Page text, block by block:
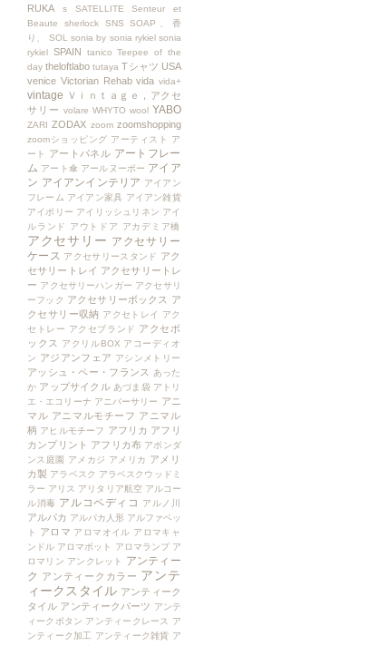
RUKA s SATELLITE
Senteur et
Beaute
sherlock SNS
SOAP、香
り、
SOL sonia by sonia rykiel sonia
rykiel SPAIN tanico Teepee of the
day theloftlabo tutaya Tシャツ USA
venice Victorian Rehab vida vida+
vintage Ｖｉｎｔａｇｅ，アクセ
サリー volare WHYTO wool YABO
ZARI ZODAX zoom zoomshopping
zoomショッピング アーティスト
ア
ート
アートパネル アートフレー
ム アート傘 アールヌーボー アイア
ン アイアンインテリア アイアン
フレーム アイアン家具 アイアン雑貨
アイボリー アイリッシュリネン アイ
ルランド
アウトドア アカデミア橋
アクセサリー アクセサリー
ケース アクセサリースタンド アク
セサリートレイ アクセサリートレ
ー アクセサリーハンガー アクセサリ
ーフック アクセサリーボックス ア
クセサリー収納 アクセトレイ
アク
セトレー アクセブランド アクセボ
ックス
アクリルBOX アコーディオ
ン アジアンフェア アシンメトリー
アッシュ・ペー・フランス
あった
か アップサイクル あづま袋 アトリ
エ・エコリーナ アニバーサリー アニ
マル アニマルモチーフ アニマル
柄 アヒルモチーフ アフリカ アフリ
カンプリント アフリカ布 アボンダ
ンス庭園
アメカジ アメリカ アメリ
カ製 アラベスク アラベスクウッドミ
ラー アリス アリタリア航空 アルコー
ル消毒 アルコペディコ アルノ川
アルパカ アルパカ人形 アルファベッ
ト
アロマ アロマオイル アロマキャ
ンドル アロマポット アロマランプ ア
ロマリン アンクレット
アンティー
ク アンティークカラー アンテ
ィークスタイル アンティーク
タイル アンティークパーツ アンテ
ィークボタン アンティークレース
ア
ンティーク加工 アンティーク雑貨 ア